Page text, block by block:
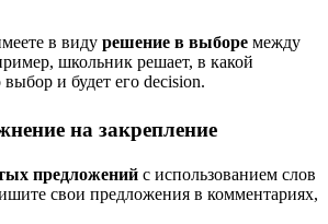
в виду решение в выборе между
школьник решает, в какой
и будет его decision.
на закрепление
предложений с использованием слов
свои предложения в комментариях,